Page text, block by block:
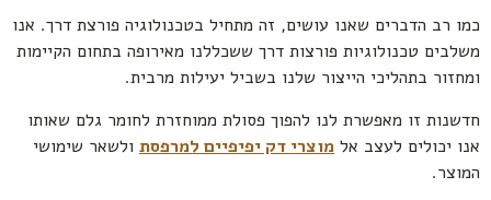
כמו רב הדברים שאנו עושים, זה מתחיל בטכנולוגיה פורצת דרך. אנו
משלבים טכנולוגיות פורצות דרך ששכללנו מאירופה בתחום הקיימות
ומחזור בתהליכי הייצור שלנו בשביל יעילות מרבית.
חדשנות זו מאפשרת לנו להפוך פסולת ממוחזרת לחומר גלם שאותו
אנו יכולים לעצב אל מוצרי דק יפיפיים למרפסת ולשאר שימושי
המוצר.